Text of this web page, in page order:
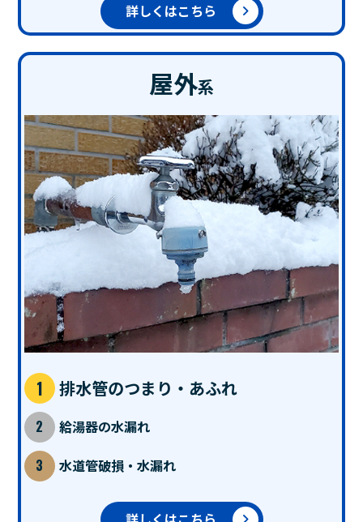
詳しくはこちら
屋外系
排水管のつまり・あふれ
給湯器の水漏れ
水道管破損・水漏れ